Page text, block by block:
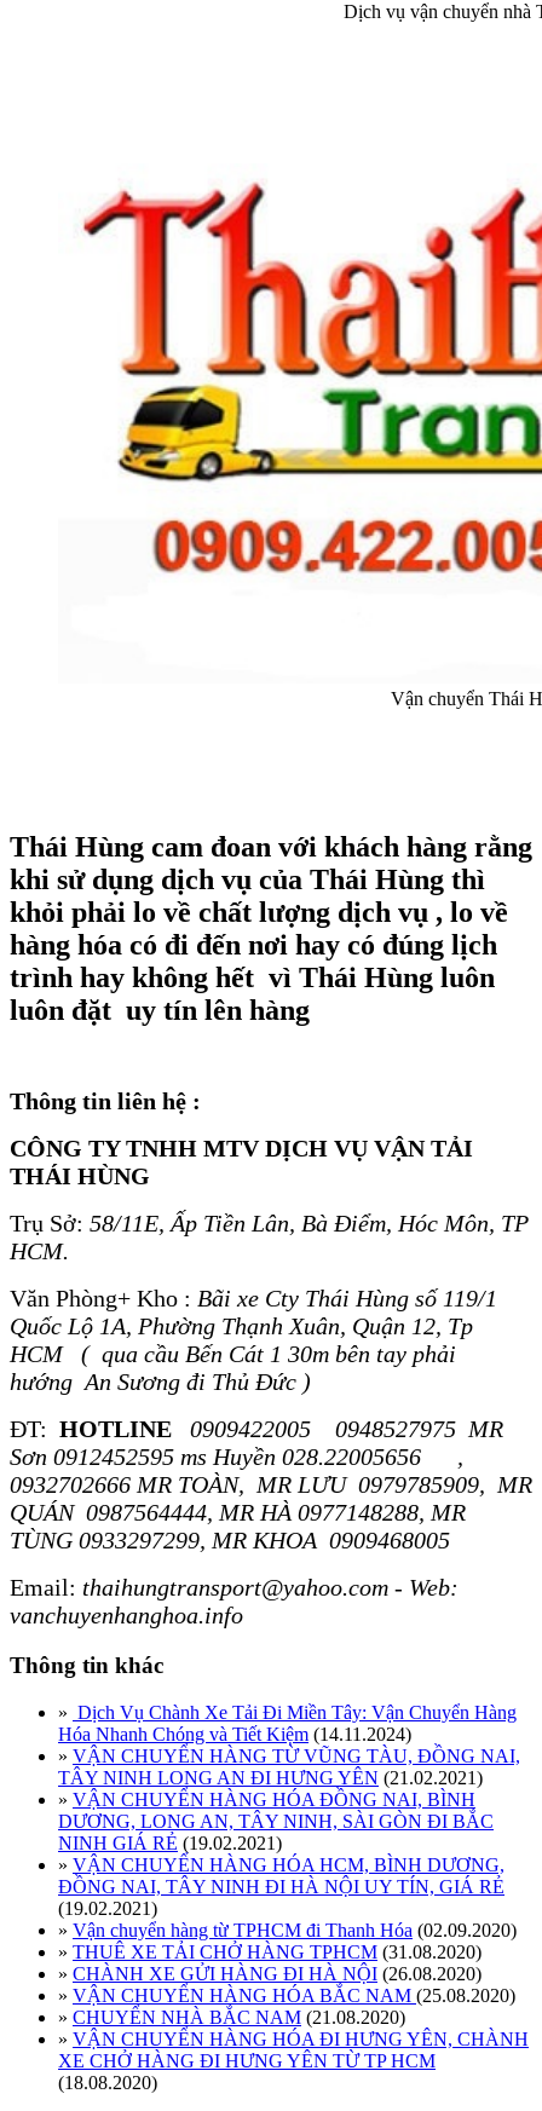
Dịch vụ vận chuyển nhà
Vận chuyển Thái
Thái Hùng cam đoan với khách hàng rằng
khi sử dụng dịch vụ của Thái Hùng thì
khỏi phải lo về chất lượng dịch vụ , lo về
hàng hóa có đi đến nơi hay có đúng lịch
trình hay không hết vì Thái Hùng luôn
luôn đặt uy tín lên hàng
Thông tin liên hệ :
CÔNG TY TNHH MTV DỊCH VỤ VẬN TẢI
THÁI HÙNG
Trụ Sở: 58/11E, Ấp Tiền Lân, Bà Điểm, Hóc Môn, TP
HCM.
Văn Phòng+ Kho : Bãi xe Cty Thái Hùng số 119/1
Quốc Lộ 1A, Phường Thạnh Xuân, Quận 12, Tp
HCM ( qua cầu Bến Cát 1 30m bên tay phải
hướng An Sương đi Thủ Đức )
ĐT: HOTLINE 0909422005 0948527975 MR
Sơn 0912452595 ms Huyền 028.22005656 ,
0932702666 MR TOÀN, MR LƯU 0979785909, MR
QUÁN 0987564444, MR HÀ 0977148288, MR
TÙNG 0933297299, MR KHOA 0909468005
Email: thaihungtransport@yahoo.com - Web:
vanchuyenhanghoa.info
Thông tin khác
» Dịch Vụ Chành Xe Tải Đi Miền Tây: Vận Chuyển Hàng
Hóa Nhanh Chóng và Tiết Kiệm (14.11.2024)
» VẬN CHUYỂN HÀNG TỪ VŨNG TÀU, ĐỒNG NAI,
TÂY NINH LONG AN ĐI HƯNG YÊN (21.02.2021)
» VẬN CHUYỂN HÀNG HÓA ĐỒNG NAI, BÌNH
DƯƠNG, LONG AN, TÂY NINH, SÀI GÒN ĐI BẮC
NINH GIÁ RẺ (19.02.2021)
» VẬN CHUYỂN HÀNG HÓA HCM, BÌNH DƯƠNG,
ĐỒNG NAI, TÂY NINH ĐI HÀ NỘI UY TÍN, GIÁ RẺ
(19.02.2021)
» Vận chuyển hàng từ TPHCM đi Thanh Hóa (02.09.2020)
» THUÊ XE TẢI CHỞ HÀNG TPHCM (31.08.2020)
» CHÀNH XE GỬI HÀNG ĐI HÀ NỘI (26.08.2020)
» VẬN CHUYỂN HÀNG HÓA BẮC NAM (25.08.2020)
» CHUYỂN NHÀ BẮC NAM (21.08.2020)
» VẬN CHUYỂN HÀNG HÓA ĐI HƯNG YÊN, CHÀNH
XE CHỞ HÀNG ĐI HƯNG YÊN TỪ TP HCM
(18.08.2020)